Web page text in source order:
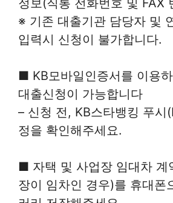
정보(직통 전화번호 및 FAX
※ 기존 대출기관 담당자 및
입력시 신청이 불가합니다.
■ KB모바일인증서를 이용
대출신청이 가능합니다
– 신청 전, KB스타뱅킹 푸시
정을 확인해주세요.
■ 자택 및 사업장 임대차 계
장이 임차인 경우)를 휴대폰